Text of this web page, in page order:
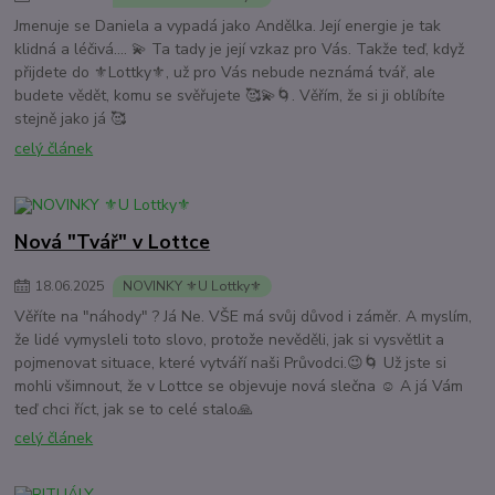
Jmenuje se Daniela a vypadá jako Andělka. Její energie je tak
klidná a léčivá.... 💫 Ta tady je její vzkaz pro Vás. Takže teď, když
přijdete do ⚜️Lottky⚜️, už pro Vás nebude neznámá tvář, ale
budete vědět, komu se svěřujete 🥰💫🌀. Věřím, že si ji oblíbíte
stejně jako já 🥰
celý článek
Nová "Tvář" v Lottce
18.06.2025 NOVINKY ⚜️U Lottky⚜️
Věříte na "náhody" ? Já Ne. VŠE má svůj důvod i záměr. A myslím,
že lidé vymysleli toto slovo, protože nevěděli, jak si vysvětlit a
pojmenovat situace, které vytváří naši Průvodci.😉🌀 Už jste si
mohli všimnout, že v Lottce se objevuje nová slečna ☺️ A já Vám
teď chci říct, jak se to celé stalo🙏
celý článek